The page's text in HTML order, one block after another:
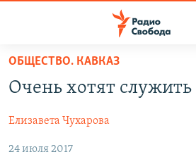
упрощенного
доступа
содержанию
АВТОРСКИЕ ПРОЕКТЫ
ЦИТАТЫ СВОБОДЫ
ОБЩЕСТВО. КАВКАЗ
Очень хотят служить
Елизавета Чухарова
24 июля 2017